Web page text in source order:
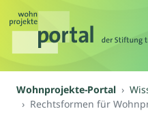
Wohnprojekte-Portal
Rechtsformen für